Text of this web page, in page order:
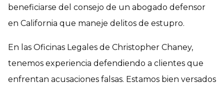
beneficiarse del consejo de un abogado defensor
en California que maneje delitos de estupro.
En las Oficinas Legales de Christopher Chaney,
tenemos experiencia defendiendo a clientes que
enfrentan acusaciones falsas. Estamos bien versados